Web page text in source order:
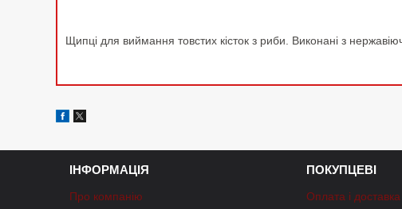
Щипці для виймання товстих кісток з риби. Виконані з
ІНФОРМАЦІЯ
Про компанію
ПОКУПЦЕВІ
Оплата і доставка